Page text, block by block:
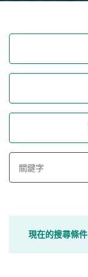
現在的搜尋條件